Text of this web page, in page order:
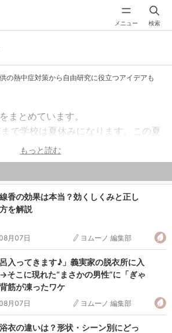
メニュー 検索
の熱中症対策から自由研究に役立つアイデアも
もっと読む
まとめています。
で学校は夏休みになります。この夏
も短いです。だからこそ夏休みの宿
に片づけておきましょう。
が出来て、レジャーやショッピング
が出来ます。また1学期の復讐をして
。わからないところは残さずに2学期
率もあがるはずです。
期の予習をしておくのもいいかもし
香の効果は本当？効くしくみと正し
を解説
月07日 ヨムーノ 編集部
呂入ってきます♪」義実家の脱衣所に入
そこに現れた“まさかの男性”に「ぎゃ
筋が凍ったワケ
月07日 ヨムーノ 編集部
衣の違いは？形状・シーン別にどっ